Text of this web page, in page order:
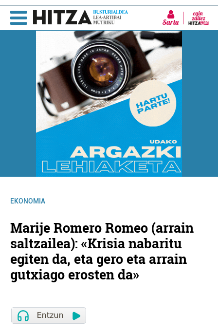
Sartu
EKONOMIA
Marije Romero Romeo (arrain
saltzailea): «Krisia nabaritu
egiten da, eta gero eta arrain
gutxiago erosten da»